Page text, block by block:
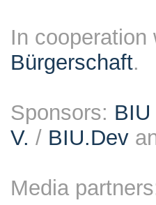
In cooperation
Bürgerschaft.
Sponsors:
V. / BIU.Dev
Media